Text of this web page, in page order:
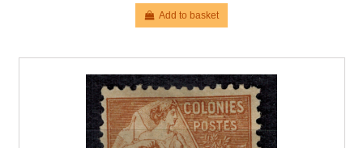
Add to basket